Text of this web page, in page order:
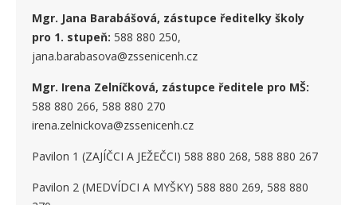
Mgr. Jana Barabášová, zástupce ředitelky školy
pro 1. stupeň: 588 880 250,
jana.barabasova@zssenicenh.cz
Mgr. Irena Zelníčková, zástupce ředitele pro MŠ:
588 880 266, 588 880 270
irena.zelnickova@zssenicenh.cz
Pavilon 1 (ZAJÍČCI A JEŽEČCI) 588 880 268, 588 880 267
Pavilon 2 (MEDVÍDCI A MYŠKY) 588 880 269, 588 880